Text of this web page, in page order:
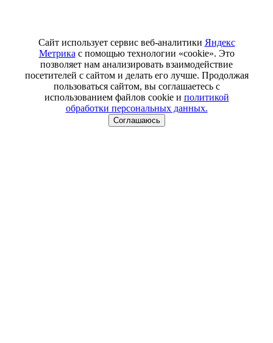
Сайт использует сервис веб-аналитики Яндекс
Метрика с помощью технологии «cookie». Это
позволяет нам анализировать взаимодействие
посетителей с сайтом и делать его лучше. Продолжая
пользоваться сайтом, вы соглашаетесь с
использованием файлов cookie и политикой
обработки персональных данных.
Соглашаюсь